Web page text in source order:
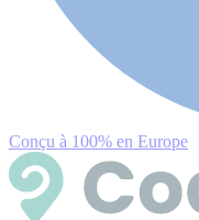
Conçu à 100% en Europe